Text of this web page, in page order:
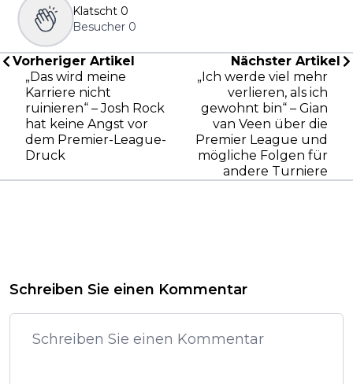
Klatscht 0
Besucher 0
Vorheriger Artikel
„Das wird meine
Karriere nicht
ruinieren“ – Josh Rock
hat keine Angst vor
dem Premier-League-
Druck
Nächster Artikel
„Ich werde viel mehr
verlieren, als ich
gewohnt bin“ – Gian
van Veen über die
Premier League und
mögliche Folgen für
andere Turniere
Schreiben Sie einen Kommentar